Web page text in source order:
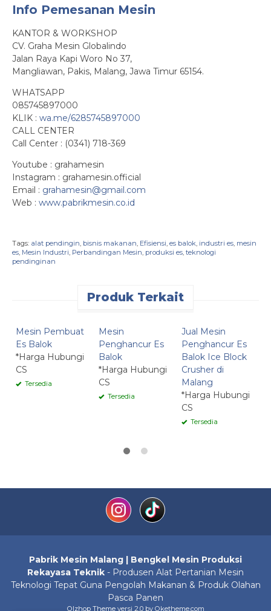
Info Pemesanan Mesin
KANTOR & WORKSHOP
CV. Graha Mesin Globalindo
Jalan Raya Kapi Woro No 37,
Mangliawan, Pakis, Malang, Jawa Timur 65154.
WHATSAPP
085745897000
KLIK : wa.me/6285745897000
CALL CENTER
Call Center : (0341) 718-369
Youtube : grahamesin
Instagram : grahamesin.official
Email : grahamesin@gmail.com
Web : www.pabrikmesin.co.id
Tags: alat pendingin, bisnis makanan, Efisiensi, es balok, industri es, mesin
es, Mesin Industri, Perbandingan Mesin, produksi es, teknologi
pendinginan
Produk Terkait
Mesin Pembuat
Es Balok
*Harga Hubungi
CS
Tersedia
Mesin
Penghancur Es
Balok
*Harga Hubungi
CS
Tersedia
Jual Mesin
Penghancur Es
Balok Ice Block
Crusher di
Malang
*Harga Hubungi
CS
Tersedia
Pabrik Mesin Malang | Bengkel Mesin Produksi
Rekayasa Teknik - Produsen Alat Pertanian Mesin
Teknologi Tepat Guna Pengolah Makanan & Produk Olahan
Pasca Panen
Olzhop Themeversi 2.0 by Oketheme.com